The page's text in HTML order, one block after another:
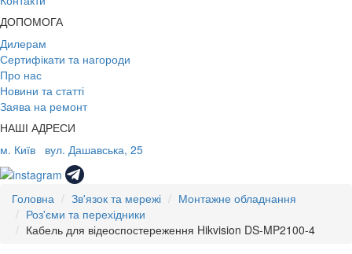
ДОПОМОГА
Дилерам
Сертифікати та нагороди
Про нас
Новини та статті
Заява на ремонт
НАШІ АДРЕСИ
м. Київ
вул. Дашавська, 25
Головна Зв'язок та мережі
Монтажне обладнання
Роз'єми та перехідники
Кабель для відеоспостереження Hikvision DS-MP2100-4